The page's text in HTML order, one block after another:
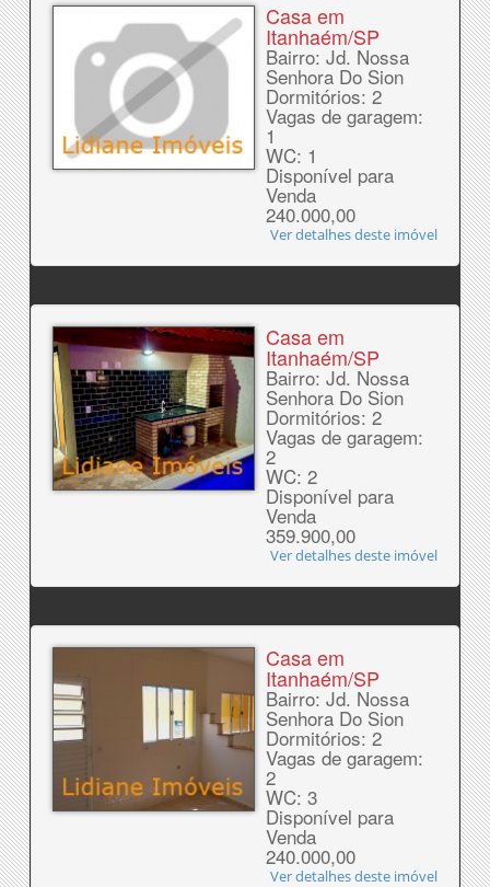
Casa em
Itanhaém/SP
Bairro: Jd. Nossa
Senhora Do Sion
Dormitórios: 2
Vagas de garagem:
1
WC: 1
Disponível para
Venda
240.000,00
Ver detalhes deste imóvel
Casa em
Itanhaém/SP
Bairro: Jd. Nossa
Senhora Do Sion
Dormitórios: 2
Vagas de garagem:
2
WC: 2
Disponível para
Venda
359.900,00
Ver detalhes deste imóvel
Casa em
Itanhaém/SP
Bairro: Jd. Nossa
Senhora Do Sion
Dormitórios: 2
Vagas de garagem:
2
WC: 3
Disponível para
Venda
240.000,00
Ver detalhes deste imóvel